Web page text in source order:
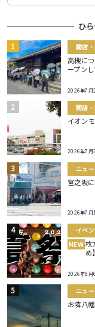
ひ
開店
高槻に
ープン
2026年7月
開店
イオン
2026年7月
ニュ
宮之阪
2026年7月
イベ
NEW 枚
め】
2026年8月
ニュ
お隣八